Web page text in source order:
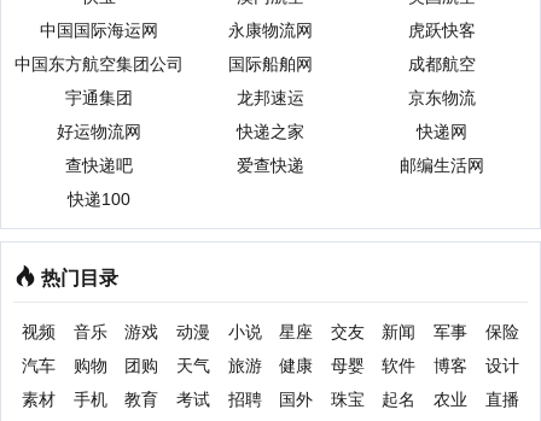
中国国际海运网
永康物流网
虎跃快客
中国东方航空集团公司
国际船舶网
成都航空
宇通集团
龙邦速运
京东物流
好运物流网
快递之家
快递网
查快递吧
爱查快递
邮编生活网
快递100
热门目录
视频 音乐 游戏 动漫 小说 星座 交友 新闻 军事
保险
汽车
购物 团购 天气 旅游 健康 母婴 软件 博客
设计
素材
手机 教育 考试 招聘 国外 珠宝 起名 农业
直播